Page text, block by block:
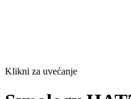
Klikni za uvećanje